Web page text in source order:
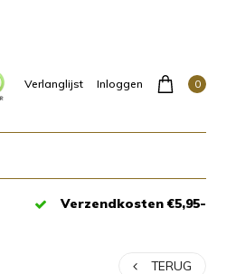
Verlanglijst Inloggen 0
Verzendkosten €5,95-
TERUG